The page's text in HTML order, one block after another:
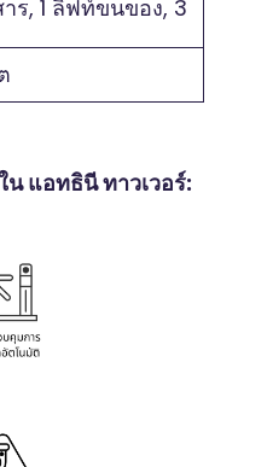
ร, 1 ลิฟท์ขนของ, 3
แอทธินี ทาวเวอร์: